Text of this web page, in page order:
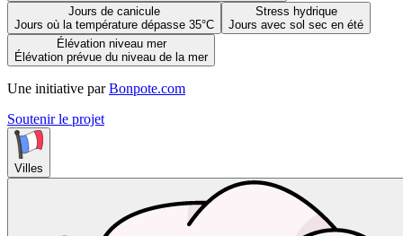
Jours de canicule
Jours où la température dépasse 35°C
Stress hydrique
Jours avec sol sec en été
Élévation niveau mer
Élévation prévue du niveau de la mer
Une initiative par Bonpote.com
Soutenir le projet
Villes